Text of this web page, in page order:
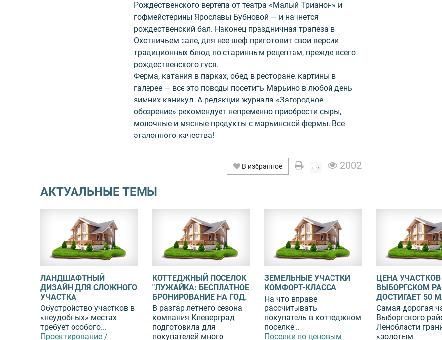
Рождественского вертепа от театра «Малый Трианон» и
гофмейстерины Ярославы Бубновой — и начнется
рождественский бал. Наконец праздничная трапеза в
Охотничьем зале, для нее шеф приготовит свои версии
традиционных блюд по старинным рецептам, прежде всего
рождественского гуся.
Ферма, катания в парках, обед в ресторане, картины в
галерее — все это поводы посетить Марьино в любой день
зимних каникул. А редакции журнала «Загородное
обозрение» рекомендует непременно приобрести сыры,
молочные и мясные продукты с марьинской фермы. Все
эталонного качества!
В избранное 2002
АКТУАЛЬНЫЕ ТЕМЫ
ЛАНДШАФТНЫЙ
ДИЗАЙН ДЛЯ СЛОЖНОГО
УЧАСТКА
Обустройство участков в
«неудобных» местах
требует особого...
Проектирование /
КОТТЕДЖНЫЙ ПОСЕЛОК
"ЛУЖАЙКА: БЕСПЛАТНОЕ
БРОНИРОВАНИЕ НА ГОД.
В разгар летнего сезона
компания Клеверград
подготовила для
покупателей много
ЗЕМЕЛЬНЫЕ УЧАСТКИ
КОМФОРТ-КЛАССА
На что вправе
рассчитывать
покупатель в коттеджном
поселке...
Поселки по ценовым
ЦЕНА УЧАСТКОВ
ВЫБОРГСКОМ
ДОСТИГАЕТ 50
Самая дорогая
Выборгского
Ленобласти
«золотым